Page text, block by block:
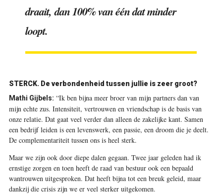
draait, dan 100% van één dat minder
loopt.
STERCK. De verbondenheid tussen jullie is zeer groot?
Mathi Gijbels: “Ik ben bijna meer broer van mijn partners dan van
mijn echte zus. Intensiteit, vertrouwen en vriendschap is de basis van
onze relatie. Dat gaat veel verder dan alleen de zakelijke kant. Samen
een bedrijf leiden is een levenswerk, een passie, een droom die je deelt.
De complementariteit tussen ons is heel sterk.
Maar we zijn ook door diepe dalen gegaan. Twee jaar geleden had ik
ernstige zorgen en toen heeft de raad van bestuur ook een bepaald
wantrouwen uitgesproken. Dat heeft bijna tot een breuk geleid, maar
dankzij die crisis zijn we er veel sterker uitgekomen.